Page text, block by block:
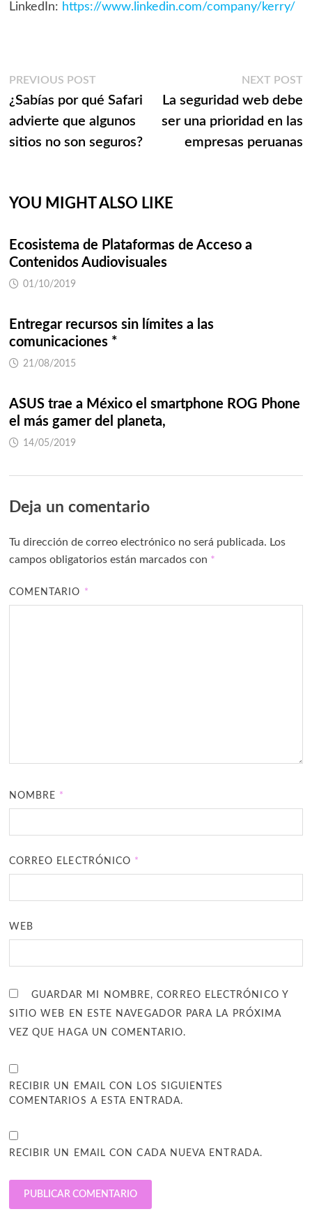
LinkedIn: https://www.linkedin.com/company/kerry/
Navegación
de
entradas
PREVIOUS POSTPrevious
post:
¿Sabías por qué Safari
advierte que algunos
sitios no son seguros?
NEXT POST
La seguridad web debe
ser una prioridad en las
empresas peruanas
YOU MIGHT ALSO LIKE
Ecosistema de Plataformas de Acceso a
Contenidos Audiovisuales
01/10/2019
Entregar recursos sin límites a las
comunicaciones *
21/08/2015
ASUS trae a México el smartphone ROG Phone
el más gamer del planeta,
14/05/2019
Deja un comentario
Tu dirección de correo electrónico no será publicada. Los
campos obligatorios están marcados con *
COMENTARIO *
NOMBRE *
CORREO ELECTRÓNICO *
WEB
GUARDAR MI NOMBRE, CORREO ELECTRÓNICO Y
SITIO WEB EN ESTE NAVEGADOR PARA LA PRÓXIMA
VEZ QUE HAGA UN COMENTARIO.
RECIBIR UN EMAIL CON LOS SIGUIENTES
COMENTARIOS A ESTA ENTRADA.
RECIBIR UN EMAIL CON CADA NUEVA ENTRADA.